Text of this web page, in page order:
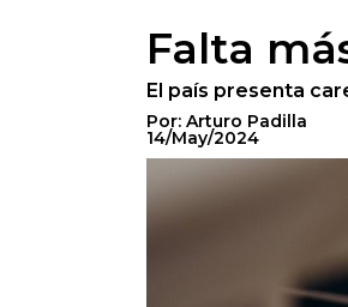
Falta
El país presenta
Por: Arturo Padilla
14/May/2024